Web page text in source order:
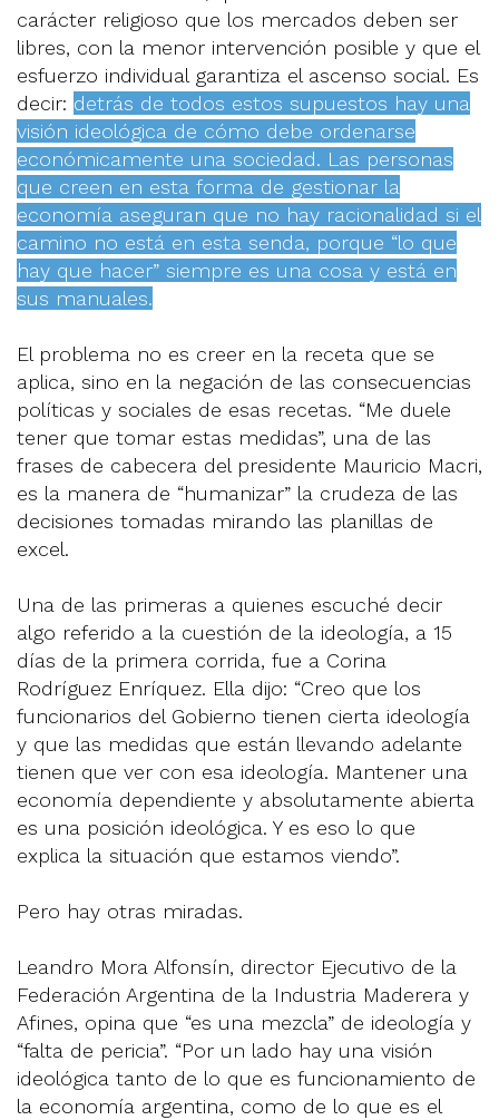
carácter religioso que los mercados deben ser
libres, con la menor intervención posible y que el
esfuerzo individual garantiza el ascenso social. Es
decir: detrás de todos estos supuestos hay una
visión ideológica de cómo debe ordenarse
económicamente una sociedad. Las personas
que creen en esta forma de gestionar la
economía aseguran que no hay racionalidad si el
camino no está en esta senda, porque “lo que
hay que hacer” siempre es una cosa y está en
sus manuales.
El problema no es creer en la receta que se
aplica, sino en la negación de las consecuencias
políticas y sociales de esas recetas. “Me duele
tener que tomar estas medidas”, una de las
frases de cabecera del presidente Mauricio Macri,
es la manera de “humanizar” la crudeza de las
decisiones tomadas mirando las planillas de
excel.
Una de las primeras a quienes escuché decir
algo referido a la cuestión de la ideología, a 15
días de la primera corrida, fue a Corina
Rodríguez Enríquez. Ella dijo: “Creo que los
funcionarios del Gobierno tienen cierta ideología
y que las medidas que están llevando adelante
tienen que ver con esa ideología. Mantener una
economía dependiente y absolutamente abierta
es una posición ideológica. Y es eso lo que
explica la situación que estamos viendo”.
Pero hay otras miradas.
Leandro Mora Alfonsín, director Ejecutivo de la
Federación Argentina de la Industria Maderera y
Afines, opina que “es una mezcla” de ideología y
“falta de pericia”. “Por un lado hay una visión
ideológica tanto de lo que es funcionamiento de
la economía argentina, como de lo que es el